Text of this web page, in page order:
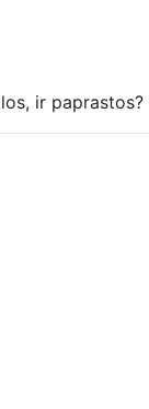
ir